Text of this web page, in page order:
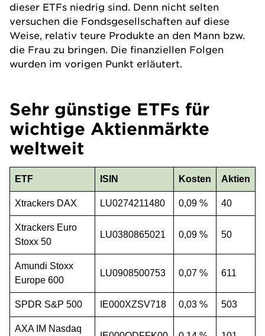
dieser ETFs niedrig sind. Denn nicht selten
versuchen die Fondsgesellschaften auf diese
Weise, relativ teure Produkte an den Mann bzw.
die Frau zu bringen. Die finanziellen Folgen
wurden im vorigen Punkt erläutert.
Sehr günstige ETFs für
wichtige Aktienmärkte
weltweit
ETF ISIN Kosten Aktien
Xtrackers DAX LU0274211480 0,09 % 40
Xtrackers Euro
Stoxx 50
LU0380865021 0,09 % 50
Amundi Stoxx
Europe 600
LU0908500753 0,07 % 611
SPDR S&P 500 IE000XZSV718 0,03 % 503
AXA IM Nasdaq